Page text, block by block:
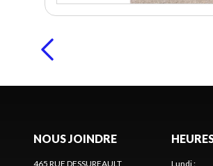
NOUS JOINDRE
465 RUE DESSUREAULT
Lundi: